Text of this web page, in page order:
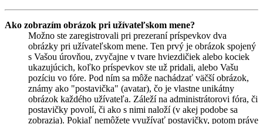
Ako zobrazím obrázok pri užívateľskom mene?
Možno ste zaregistrovali pri prezeraní príspevkov dva
obrázky pri užívateľskom mene. Ten prvý je obrázok spojený
s Vašou úrovňou, zvyčajne v tvare hviezdičiek alebo kociek
ukazujúcich, koľko príspevkov ste už pridali, alebo Vašu
pozíciu vo fóre. Pod ním sa môže nachádzať väčší obrázok,
známy ako "postavička" (avatar), čo je vlastne unikátny
obrázok každého užívateľa. Záleží na administrátorovi fóra, či
postavičky povolí, či ako s nimi naloží (v akej podobe sa
zobrazia). Pokiaľ nemôžete využívať postavičky, potom práve